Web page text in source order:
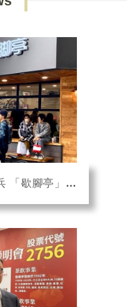
手搖飲股添新兵 「歇腳亭」聯發國際登興櫃